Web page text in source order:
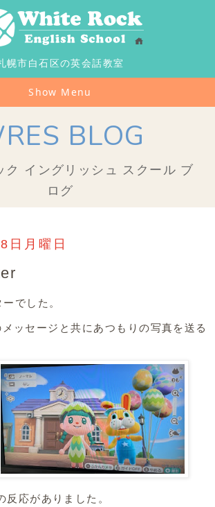
幌市白石区の英会話教室
Show Menu
BLOG
ク イングリッシュ スクール ブ
ログ
日月曜日
でした。
ッセージと共にあつもりの写真を送る
応がありました。